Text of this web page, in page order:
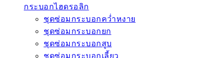
กระบอกไฮดรอลิก
ชุดซ่อมกระบอกคว่ำหงาย
ชุดซ่อมกระบอกยก
ชุดซ่อมกระบอกสูบ
ชุดซ่อมกระบอกเลี้ยว